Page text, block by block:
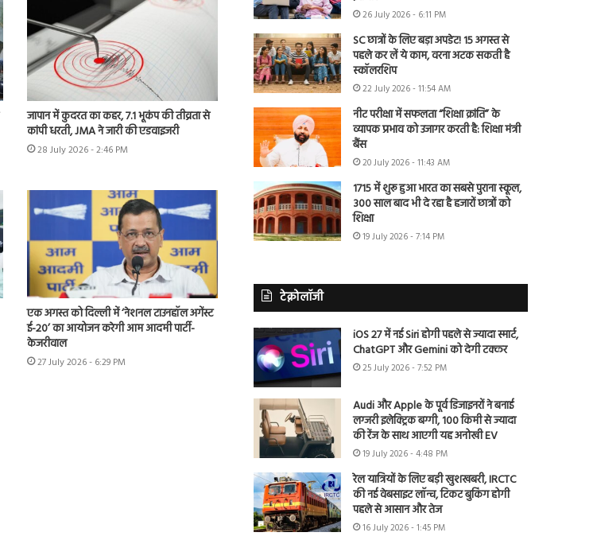
जापान में कुदरत का कहर, 7.1 भूकंप की तीव्रता से
कांपी धरती, JMA ने जारी की एडवाइजरी
28 July 2026 - 2:46 PM
एक अगस्त को दिल्ली में ‘नेशनल टाउनहॉल अगेंस्ट
ई-20’ का आयोजन करेगी आम आदमी पार्टी-
केजरीवाल
27 July 2026 - 6:29 PM
26 July 2026 - 6:11 PM
SC छात्रों के लिए बड़ा अपडेट! 15 अगस्त से
पहले कर लें ये काम, वरना अटक सकती है
स्कॉलरशिप
22 July 2026 - 11:54 AM
नीट परीक्षा में सफलता “शिक्षा क्रांति” के
व्यापक प्रभाव को उजागर करती है: शिक्षा मंत्री
बैंस
20 July 2026 - 11:43 AM
1715 में शुरू हुआ भारत का सबसे पुराना स्कूल,
300 साल बाद भी दे रहा है हजारों छात्रों को
शिक्षा
19 July 2026 - 7:14 PM
टेक्नोलॉजी
iOS 27 में नई Siri होगी पहले से ज्यादा स्मार्ट,
ChatGPT और Gemini को देगी टक्कर
25 July 2026 - 7:52 PM
Audi और Apple के पूर्व डिजाइनरों ने बनाई
लग्जरी इलेक्ट्रिक बग्गी, 100 किमी से ज्यादा
की रेंज के साथ आएगी यह अनोखी EV
19 July 2026 - 4:48 PM
रेल यात्रियों के लिए बड़ी खुशखबरी, IRCTC
की नई वेबसाइट लॉन्च, टिकट बुकिंग होगी
पहले से आसान और तेज
16 July 2026 - 1:45 PM